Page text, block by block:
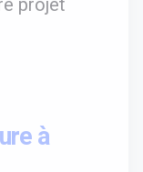
projet
à